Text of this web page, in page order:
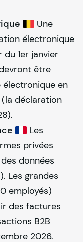
Une
électronique
du 1er janvier
être
en
(la déclaration
Les
privées
données
Les grandes
employés)
des factures
B2B
2026.